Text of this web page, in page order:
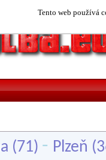
Tento web používá
(71) - Plzeň